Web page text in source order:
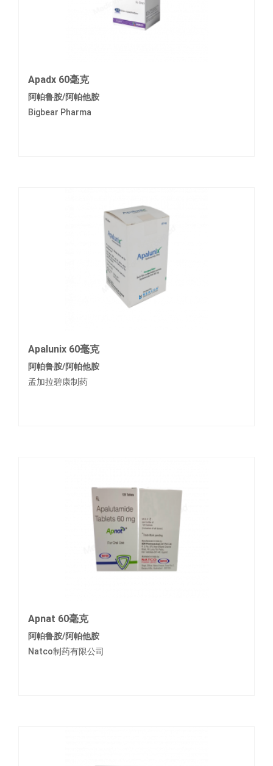
Apadx 60毫克
阿帕鲁胺/阿帕他胺
Bigbear Pharma
Apalunix 60毫克
阿帕鲁胺/阿帕他胺
孟加拉碧康制药
Apnat 60毫克
阿帕鲁胺/阿帕他胺
Natco制药有限公司